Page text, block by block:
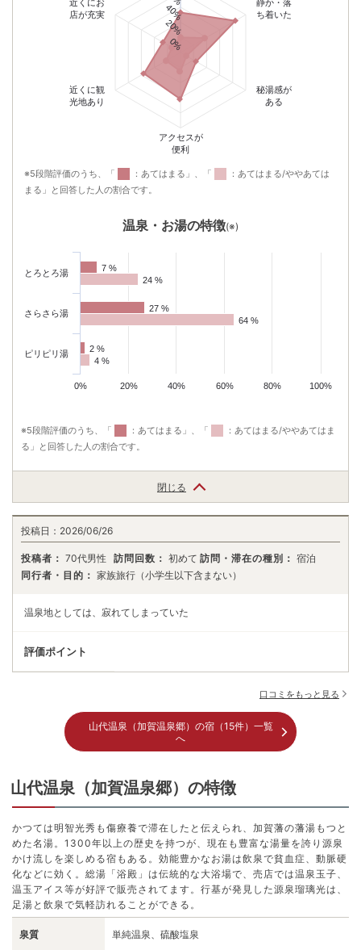
- 点 (全-件)
（税込）
お子様連れに人気のお宿。『美肌の湯』と旬食材の会席料理で家族みずい
吉田屋山王閣
- 点 (全-件)
20,900円〜 （税込）
有する老舗旅館で湯浴み三昧
たちばな四季亭
- 点 (全-件)
魯山人も逗留した、明治元年より続く桐づくりの湯宿。源泉かけ流しの露
天風呂、12時チェックアウトでごゆっくりとお過ごしください。
0%
20%
40%
静か・落
ち着いた
秘湯感が
ある
アクセスが
便利
近くに観
光地あり
近くにお
店が充実
※5段階評価のうち、「 ：あてはまる」、「
：あてはまる/ややあては
まる」と回答した人の割合です。
温泉・お湯の特徴(※)
7 %
7 %
27 %
27 %
2 %
2 %
24 %
24 %
64 %
64 %
4 %
4 %
0% 20% 40% 60% 80% 100%
とろとろ湯
さらさら湯
ピリピリ湯
※5段階評価のうち、「 ：あてはまる」、「
：あてはまる/ややあてはま
る」と回答した人の割合です。
閉じる
投稿日： 2026/06/26
投稿者： 70代男性 訪問回数： 初めて 訪問・滞在の種別： 宿泊
同行者・目的： 家族旅行（小学生以下含まない）
温泉地としては、寂れてしまっていた
評価ポイント
口コミをもっと見る
山代温泉（加賀温泉郷）の宿（15件）一覧
へ
山代温泉（加賀温泉郷）の特徴
かつては明智光秀も傷療養で滞在したと伝えられ、加賀藩の藩湯もつと
めた名湯。1300年以上の歴史を持つが、現在も豊富な湯量を誇り源泉
かけ流しを楽しめる宿もある。効能豊かなお湯は飲泉で貧血症、動脈硬
化などに効く。総湯「浴殿」は伝統的な大浴場で、売店では温泉玉子、
温玉アイス等が好評で販売されてます。行基が発見した源泉瑠璃光は、
足湯と飲泉で気軽訪れることができる。
泉質 単純温泉、硫酸塩泉